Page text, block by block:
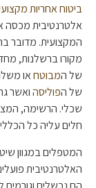
ביטוח אחריות
אלטרנטיבית מכסה
המקצועית. מדובר
מקורו ברשלנות,
של המבוטחאו
של הפוליסהואשר
שכלי. הרשימה,
חלים עליה כל
המטפלים במגוון
האלטרנטיבית